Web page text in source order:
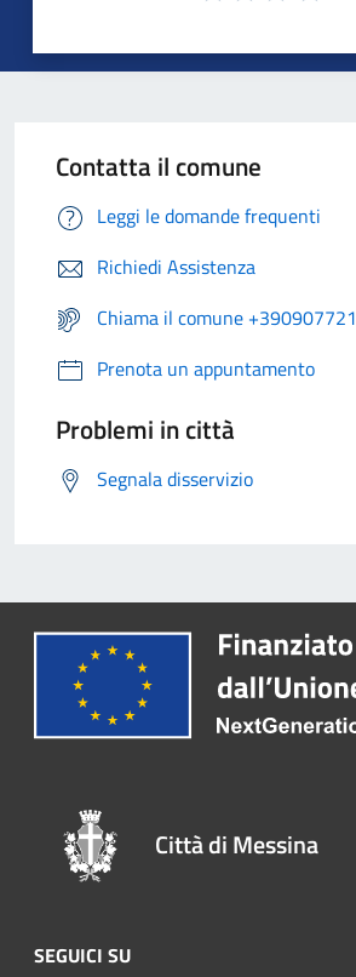
Contatta il comune
Leggi le domande frequenti
Richiedi Assistenza
Chiama il comune +390907721
Prenota un appuntamento
Problemi in città
Segnala disservizio
Città di Messina
SEGUICI SU